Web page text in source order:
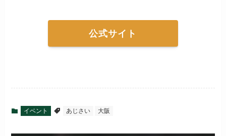
公式サイト
イベント あじさい 大阪